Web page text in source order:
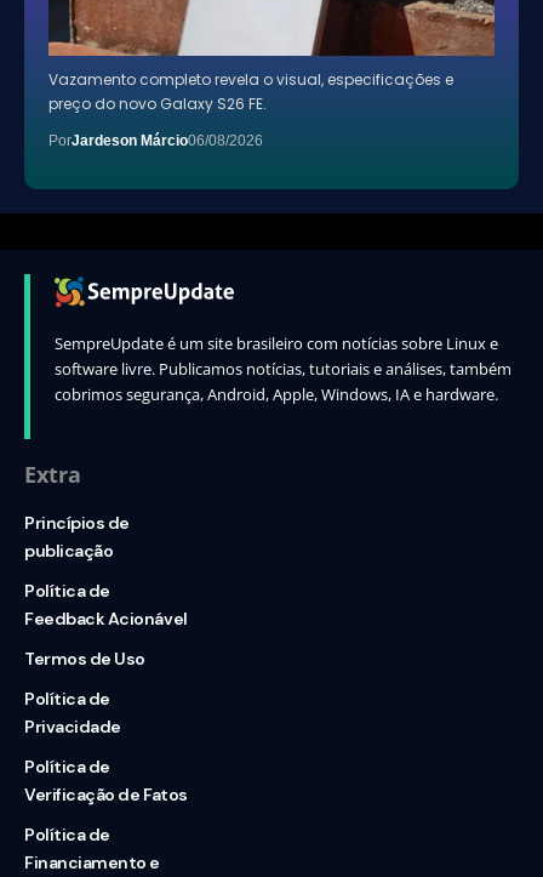
Vazamento completo revela o visual, especificações e
preço do novo Galaxy S26 FE.
PorJardeson Márcio06/08/2026
SempreUpdate é um site brasileiro com notícias sobre Linux e
software livre. Publicamos notícias, tutoriais e análises, também
cobrimos segurança, Android, Apple, Windows, IA e hardware.
Extra
Princípios de
publicação
Política de
Feedback Acionável
Termos de Uso
Política de
Privacidade
Política de
Verificação de Fatos
Política de
Financiamento e